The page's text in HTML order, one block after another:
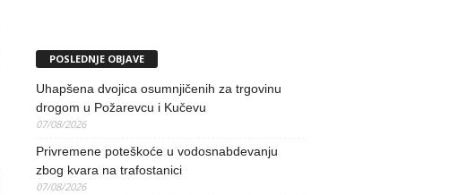
POSLEDNJE OBJAVE
Uhapšena dvojica osumnjičenih za trgovinu
drogom u Požarevcu i Kučevu
07/08/2026
Privremene poteškoće u vodosnabdevanju
zbog kvara na trafostanici
07/08/2026